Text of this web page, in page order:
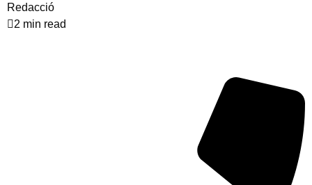
Redacció
2 min read